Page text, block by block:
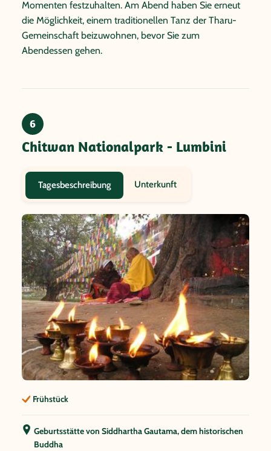
Momenten festzuhalten. Am Abend haben Sie erneut
die Möglichkeit, einem traditionellen Tanz der Tharu-
Gemeinschaft beizuwohnen, bevor Sie zum
Abendessen gehen.
6
Chitwan Nationalpark - Lumbini
Tagesbeschreibung Unterkunft
Frühstück
Geburtsstätte von Siddhartha Gautama, dem historischen
Buddha